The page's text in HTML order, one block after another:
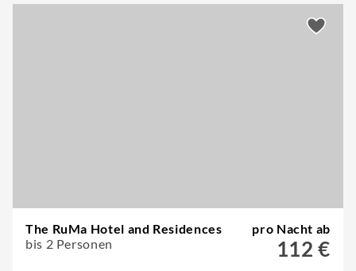
The RuMa Hotel and Residences
bis 2 Personen
pro Nacht ab
112 €